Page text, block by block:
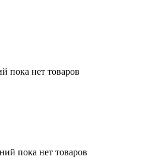
пока нет товаров
пока нет товаров